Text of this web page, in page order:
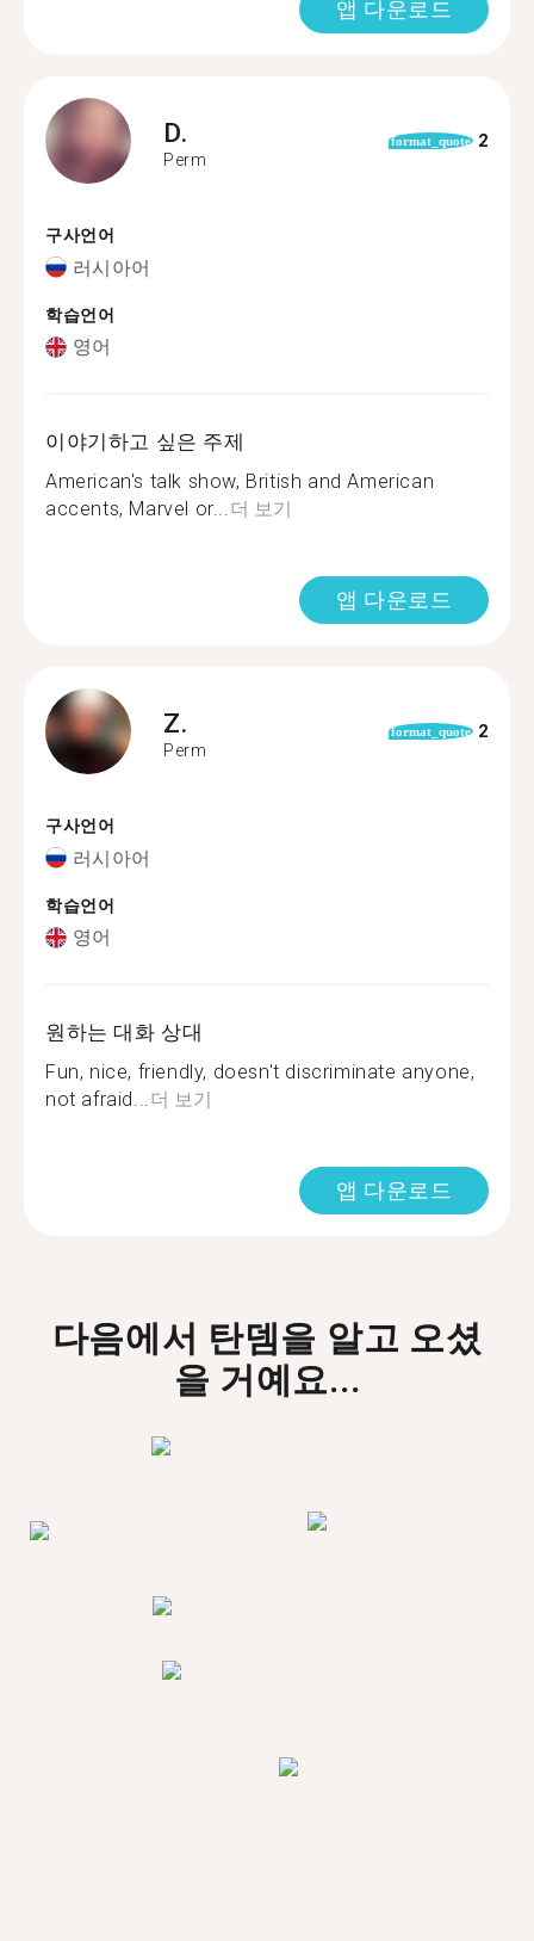
앱 다운로드
D.
Perm
format_quote 2
구사언어
러시아어
학습언어
영어
이야기하고 싶은 주제
American's talk show, British and American
accents, Marvel or...더 보기
앱 다운로드
Z.
Perm
format_quote 2
구사언어
러시아어
학습언어
영어
원하는 대화 상대
Fun, nice, friendly, doesn't discriminate anyone,
not afraid...더 보기
앱 다운로드
다음에서 탄뎀을 알고 오셨
을 거예요...